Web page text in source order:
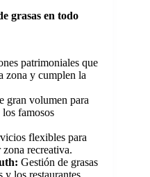
grasas en todo
patrimoniales que
zona y cumplen la
gran volumen para
famosos
flexibles para
zona recreativa.
Gestión de grasas